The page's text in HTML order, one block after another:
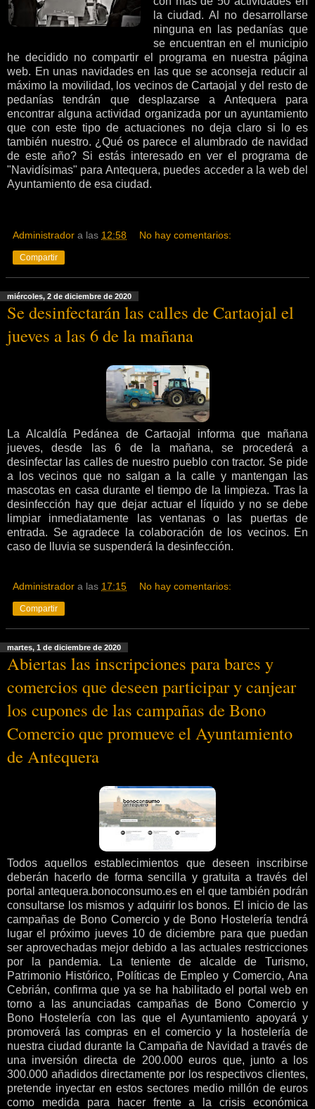
la ciudad. Al no desarrollarse
ninguna en las pedanías que
se encuentran en el municipio
he decidido no compartir el programa en nuestra página
web. En unas navidades en las que se aconseja reducir al
máximo la movilidad, los vecinos de Cartaojal y del resto de
pedanías tendrán que desplazarse a Antequera para
encontrar alguna actividad organizada por un ayuntamiento
que con este tipo de actuaciones no deja claro si lo es
también nuestro. ¿Qué os parece el alumbrado de navidad
de este año? Si estás interesado en ver el programa de
"Navidísimas" para Antequera, puedes acceder a la web del
Ayuntamiento de esa ciudad.
Administrador a las 12:58 No hay comentarios:
Compartir
miércoles, 2 de diciembre de 2020
Se desinfectarán las calles de Cartaojal el
jueves a las 6 de la mañana
La Alcaldía Pedánea de Cartaojal informa que mañana
jueves, desde las 6 de la mañana, se procederá a
desinfectar las calles de nuestro pueblo con tractor. Se pide
a los vecinos que no salgan a la calle y mantengan las
mascotas en casa durante el tiempo de la limpieza. Tras la
desinfección hay que dejar actuar el líquido y no se debe
limpiar inmediatamente las ventanas o las puertas de
entrada. Se agradece la colaboración de los vecinos. En
caso de lluvia se suspenderá la desinfección.
Administrador a las 17:15 No hay comentarios:
Compartir
martes, 1 de diciembre de 2020
Abiertas las inscripciones para bares y
comercios que deseen participar y canjear
los cupones de las campañas de Bono
Comercio que promueve el Ayuntamiento
de Antequera
Todos aquellos establecimientos que deseen inscribirse
deberán hacerlo de forma sencilla y gratuita a través del
portal antequera.bonoconsumo.es en el que también podrán
consultarse los mismos y adquirir los bonos. El inicio de las
campañas de Bono Comercio y de Bono Hostelería tendrá
lugar el próximo jueves 10 de diciembre para que puedan
ser aprovechadas mejor debido a las actuales restricciones
por la pandemia. La teniente de alcalde de Turismo,
Patrimonio Histórico, Políticas de Empleo y Comercio, Ana
Cebrián, confirma que ya se ha habilitado el portal web en
torno a las anunciadas campañas de Bono Comercio y
Bono Hostelería con las que el Ayuntamiento apoyará y
promoverá las compras en el comercio y la hostelería de
nuestra ciudad durante la Campaña de Navidad a través de
una inversión directa de 200.000 euros que, junto a los
300.000 añadidos directamente por los respectivos clientes,
pretende inyectar en estos sectores medio millón de euros
como medida para hacer frente a la crisis económica